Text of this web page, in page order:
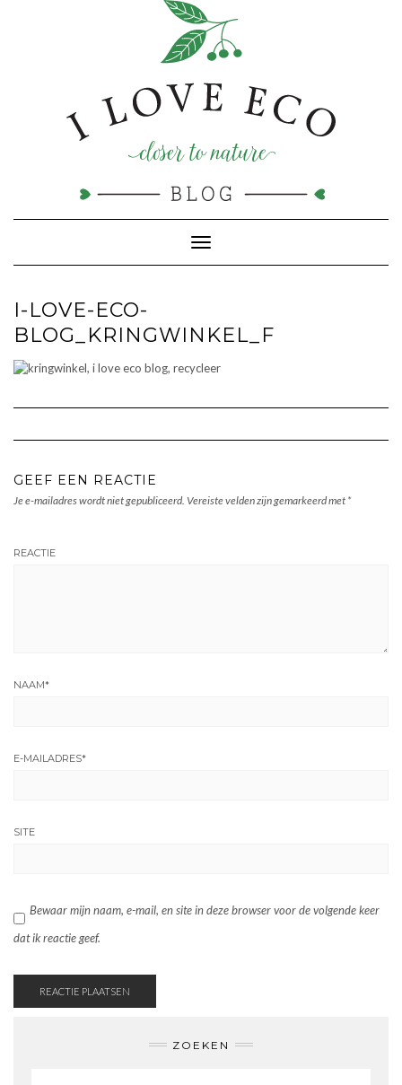
Toggle navigatie
I-LOVE-ECO-
BLOG_KRINGWINKEL_F
GEEF EEN REACTIE
Je e-mailadres wordt niet gepubliceerd. Vereiste velden zijn gemarkeerd met *
REACTIE
NAAM*
E-MAILADRES*
SITE
Bewaar mijn naam, e-mail, en site in deze browser voor de volgende keer
dat ik reactie geef.
ZOEKEN